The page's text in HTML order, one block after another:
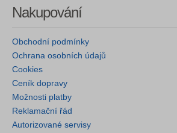
Nakupování
Obchodní podmínky
Ochrana osobních údajů
Cookies
Ceník dopravy
Možnosti platby
Reklamační řád
Autorizované servisy